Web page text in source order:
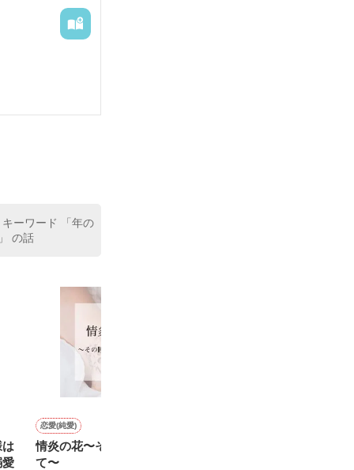
かもさん、
サイサリス
ーワード 「年の
の話
愛
恋愛(純愛)
情炎の花〜その瞳に囚われ
て〜